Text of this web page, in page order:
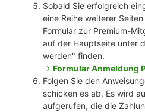
Sobald Sie erfolgreich
eine Reihe weiterer
Formular zur Premium-
auf der Hauptseite unter
werden" finden.
-> Formular Anmeldung
Folgen Sie den
schicken es ab. Es wird
aufgerufen, die die